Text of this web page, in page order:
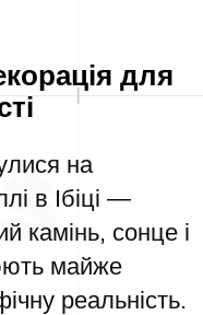
для
на
в Ібіці —
камінь, сонце і
майже
реальність.